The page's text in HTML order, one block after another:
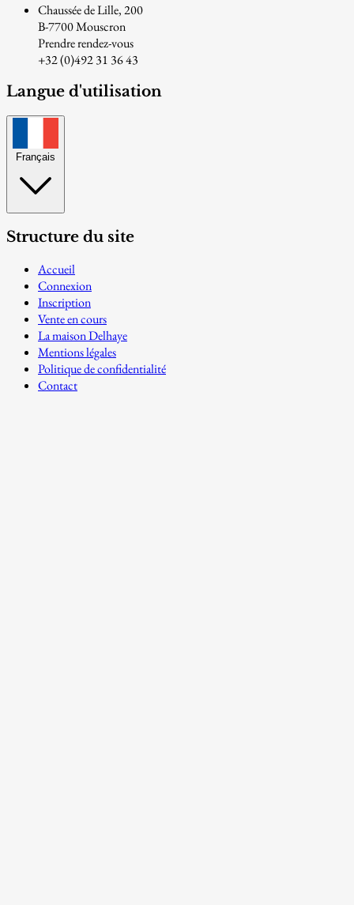
Chaussée de Lille, 200
B-7700 Mouscron
Prendre rendez-vous
+32 (0)492 31 36 43
Langue d'utilisation
Français
Structure du site
Accueil
Connexion
Inscription
Vente en cours
La maison Delhaye
Mentions légales
Politique de confidentialité
Contact